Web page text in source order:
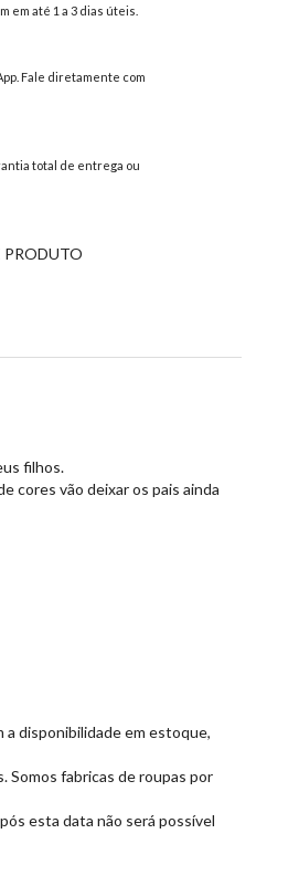
em até 1 a 3 dias úteis.
Fale diretamente com
total de entrega ou
PRODUTO
filhos.
cores vão deixar os pais ainda
a disponibilidade em estoque,
Somos fabricas de roupas por
esta data não será possível